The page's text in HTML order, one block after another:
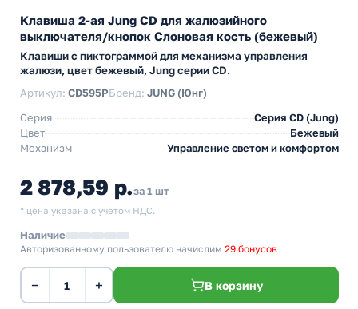
Клавиша 2-ая Jung CD для жалюзийного
выключателя/кнопок Слоновая кость (бежевый)
Клавиши с пиктограммой для механизма управления
жалюзи, цвет бежевый, Jung серии CD.
Артикул: CD595PБренд: JUNG (Юнг)
Серия
Серия CD (Jung)
Цвет
Бежевый
Механизм
Управление светом и комфортом
2 878,59 р.за 1 шт
* цена указана с учетом НДС.
Наличие
Авторизованному пользователю начислим 29 бонусов
− + В корзину